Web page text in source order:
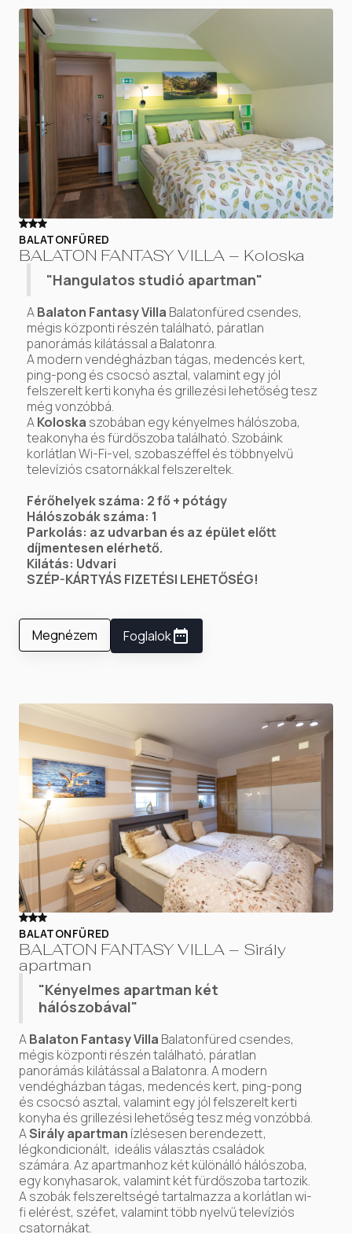
BALATONFÜRED
BALATON FANTASY VILLA – Koloska
"Hangulatos studió apartman"
ABalaton Fantasy Villa Balatonfüred csendes,
mégis központi részén található, páratlan
panorámás kilátással a Balatonra.
A modern vendégházban tágas, medencés kert,
ping-pong és csocsó asztal, valamint egy jól
felszerelt kerti konyha és grillezési lehetőség tesz
még vonzóbbá.
AKoloska szobában egy kényelmes hálószoba,
teakonyha és fürdőszoba található. Szobáink
korlátlan Wi-Fi-vel, szobaszéffel és többnyelvű
televíziós csatornákkal felszereltek.
Férőhelyek száma: 2 fő + pótágy
Hálószobák száma: 1
Parkolás: az udvarban és az épület előtt
díjmentesen elérhető.
Kilátás: Udvari
SZÉP-KÁRTYÁS FIZETÉSI LEHETŐSÉG!
Megnézem Foglalok
BALATONFÜRED
BALATON FANTASY VILLA – Sirály
apartman
"Kényelmes apartman két
hálószobával"
ABalaton Fantasy Villa Balatonfüred csendes,
mégis központi részén található, páratlan
panorámás kilátással a Balatonra. A modern
vendégházban tágas, medencés kert, ping-pong
és csocsó asztal, valamint egy jól felszerelt kerti
konyha és grillezési lehetőség tesz még vonzóbbá.
ASirály apartman ízlésesen berendezett,
légkondicionált, ideális választás családok
számára. Az apartmanhoz két különálló hálószoba,
egy konyhasarok, valamint két fürdőszoba tartozik.
A szobák felszereltségé tartalmazza a korlátlan wi-
fi elérést, széfet, valamint több nyelvű televíziós
csatornákat.